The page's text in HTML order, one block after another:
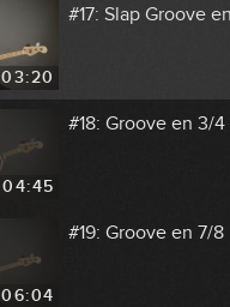
03:20
#17: Slap Groove
04:45
#18: Groove en 3/4
06:04
#19: Groove en 7/8